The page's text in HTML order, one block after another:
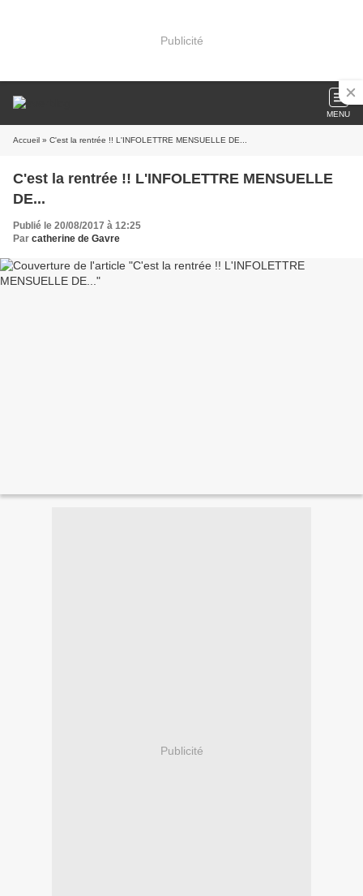
Publicité
MENU
Accueil » C'est la rentrée !! L'INFOLETTRE MENSUELLE DE...
C'est la rentrée !! L'INFOLETTRE MENSUELLE
DE...
Publié le 20/08/2017 à 12:25
Par catherine de Gavre
Publicité